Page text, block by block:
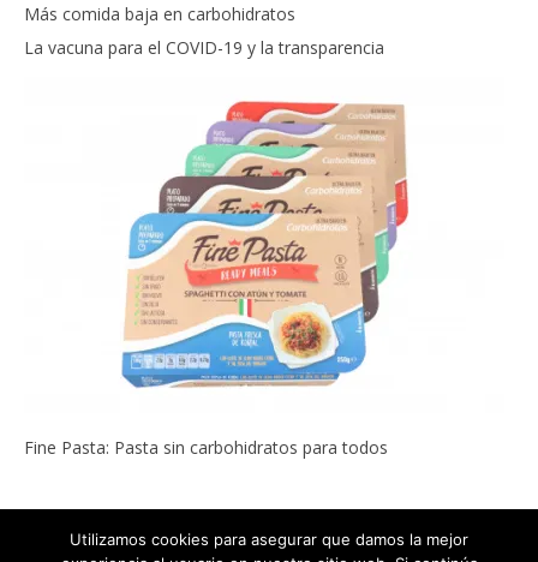
Más comida baja en carbohidratos
La vacuna para el COVID-19 y la transparencia
Fine Pasta: Pasta sin carbohidratos para todos
Utilizamos cookies para asegurar que damos la mejor